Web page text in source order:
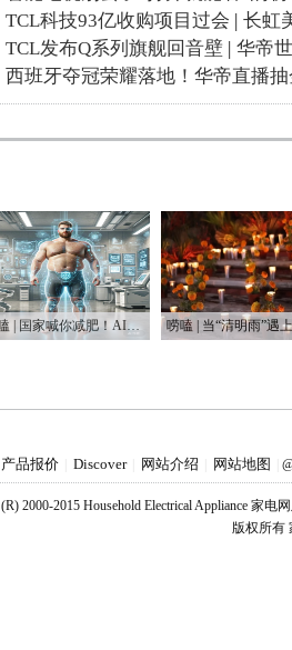
TCL科技93亿收购项目过会 | 长虹
TCL发布Q系列旗舰回音壁 | 华帝
西班牙夺冠荣耀落地！华帝直播
唠嗑 | 国家喊你减肥！AI教练真能让你躺瘦？
产品报价 Discover 网站介绍 网站地图
(R) 2000-2015 Household Electrical Appliance 家电
版权所有